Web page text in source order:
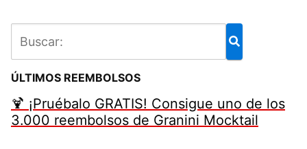
ÚLTIMOS REEMBOLSOS
🍹 ¡Pruébalo GRATIS! Consigue uno de los
3.000 reembolsos de Granini Mocktail